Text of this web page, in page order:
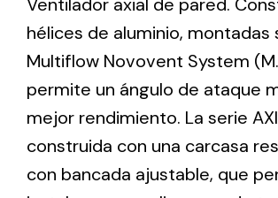
Ventilation
The incorporation of Novovent into
meant a greater offer of ventilation
different uses
hélices de aluminio, montadas
Multiflow Novovent System
permite un ángulo de ataque
mejor rendimiento. La serie
construida con una carcasa
con bancada ajustable, que